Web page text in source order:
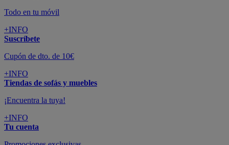
Todo en tu móvil
+INFO
Suscríbete
Cupón de dto. de 10€
+INFO
Tiendas de sofás y muebles
¡Encuentra la tuya!
+INFO
Tu cuenta